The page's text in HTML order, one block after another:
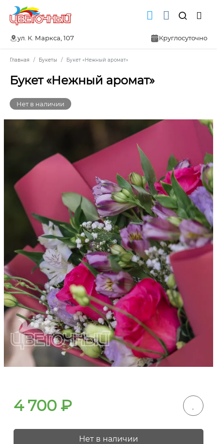
ул. К. Маркса, 107 Круглосуточно
Главная Букеты Букет «Нежный аромат»
Букет «Нежный аромат»
Нет в наличии
4 700 ₽
Нет в наличии